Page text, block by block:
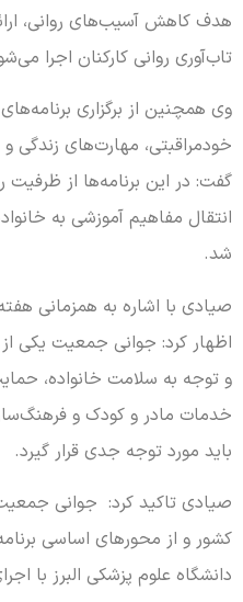
هدف کاهش آسیب‌های روانی،
تاب‌آوری روانی کارکنان اجرا
وی همچنین از برگزاری
خودمراقبتی، مهارت‌های زندگی
گفت: در این برنامه‌ها از
انتقال مفاهیم آموزشی به
شد.
صیادی با اشاره به همزمانی
اظهار کرد: جوانی جمعیت یکی
و توجه به سلامت خانواده،
خدمات مادر و کودک و
باید مورد توجه جدی قرار گیرد.
صیادی تاکید کرد: جوانی
کشور و از محورهای اساسی
دانشگاه علوم پزشکی البرز با